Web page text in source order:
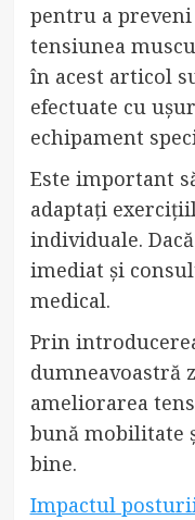
pentru a
tensiunea
în acest articol
efectuate cu
echipament
Este important
adaptați
individuale.
imediat și
medical.
Prin
dumneavoastră
ameliorarea
bună mobilitate
bine.
Impactul